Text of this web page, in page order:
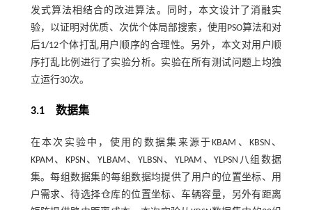
发式算法相结合的改进算法。同时，本文设计了消融实
验，以证明对优质、次优个体局部搜索，使用PSO算法和对
后1/12个体打乱用户顺序的合理性。另外，本文对用户顺
序打乱比例进行了实验分析。实验在所有测试问题上均独
立运行30次。
3.1 数据集
在本次实验中，使用的数据集来源于KBAM、KBSN、
KPAM、KPSN、YLBAM、YLBSN、YLPAM、YLPSN八组数据
集。每组数据集的每组数据均提供了用户的位置坐标、用
户需求、待选择仓库的位置坐标、车辆容量，另外有距离